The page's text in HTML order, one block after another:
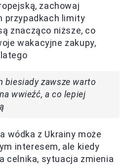
zachowaj
przypadkach limity
znacząco niższe, co
wakacyjne zakupy,
biesiady zawsze warto
wwieźć, a co lepiej
wódka z Ukrainy może
interesem, ale kiedy
celnika, sytuacja zmienia